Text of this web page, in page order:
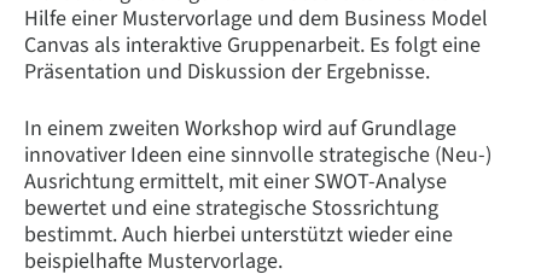
Hilfe einer Mustervorlage und dem Business Model
Canvas als interaktive Gruppenarbeit. Es folgt eine
Präsentation und Diskussion der Ergebnisse.
In einem zweiten Workshop wird auf Grundlage
innovativer Ideen eine sinnvolle strategische (Neu-)
Ausrichtung ermittelt, mit einer SWOT-Analyse
bewertet und eine strategische Stossrichtung
bestimmt. Auch hierbei unterstützt wieder eine
beispielhafte Mustervorlage.